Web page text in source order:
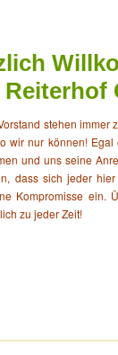
Reiterhof
stehen immer
wir nur können!
und uns seine
dass sich jeder
Kompromisse ein.
zu jeder Zeit!